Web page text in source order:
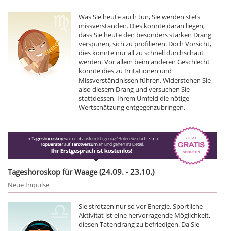
Was Sie heute auch tun, Sie werden stets
missverstanden. Dies könnte daran liegen,
dass Sie heute den besonders starken Drang
verspüren, sich zu profilieren. Doch Vorsicht,
dies könnte nur all zu schnell durchschaut
werden. Vor allem beim anderen Geschlecht
könnte dies zu Irritationen und
Missverständnissen führen. Widerstehen Sie
also diesem Drang und versuchen Sie
stattdessen, Ihrem Umfeld die nötige
Wertschätzung entgegenzubringen.
Tageshoroskop für Waage (24.09. - 23.10.)
Neue Impulse
Sie strotzen nur so vor Energie. Sportliche
Aktivität ist eine hervorragende Möglichkeit,
diesen Tatendrang zu befriedigen. Da Sie